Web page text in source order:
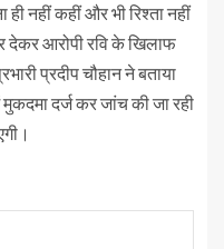
ही नहीं कहीं और भी रिश्ता नहीं
देकर आरोपी रवि के खिलाफ
प्रदीप चौहान ने बताया
दर्ज कर जांच की जा रही